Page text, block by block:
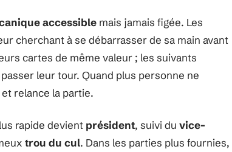
accessible mais jamais figée. Les
cherchant à se débarrasser de sa main avant
cartes de même valeur ; les suivants
leur tour. Quand plus personne ne
relance la partie.
rapide devient président, suivi du vice-
trou du cul. Dans les parties plus fournies,